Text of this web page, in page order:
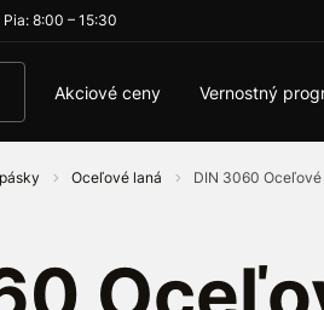
Pia: 8:00 – 15:30
Akciové ceny Vernostný
Oceľové laná DIN 3060